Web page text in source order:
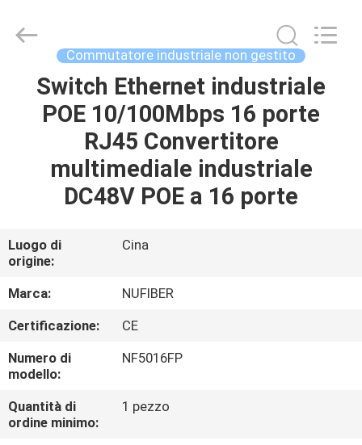
CASA
PRODOTTI
CIRCA
GIRO
DELLA
FABBRICA
CONTROLLO
DI
QUALITÀ
Technology
Co.,Ltd.
Developed
Commutatore industriale non gestito
Switch Ethernet industriale
POE 10/100Mbps 16 porte
RJ45 Convertitore
multimediale industriale
DC48V POE a 16 porte
Luogo di
origine:
Cina
Marca:
NUFIBER
Certificazione:
CE
Numero di
modello:
NF5016FP
Quantità di
ordine minimo:
1 pezzo